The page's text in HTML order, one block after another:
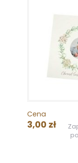
Cena
3,00 zł